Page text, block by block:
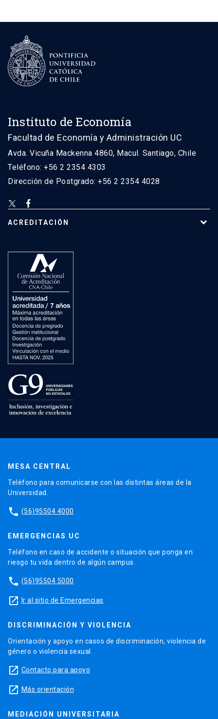
Instituto de Economía
Facultad de Economía y Administración UC
Avda. Vicuña Mackenna 4860, Macul. Santiago, Chile
Teléfono: +56 2 2354 4303
Dirección de Postgrado: +56 2 2354 4028
ACREDITACIÓN
MESA CENTRAL
Teléfono para comunicarse con las distintas áreas de la
Universidad.
phone (56)95504 4000
EMERGENCIAS UC
Teléfono en caso de accidente o situación que ponga en
riesgo tu vida dentro de algún campus.
phone (56)95504 5000
launch Ir al sitio de Emergencias
DISCRIMINACIÓN Y VIOLENCIA
Orientación y apoyo en casos de discriminación, violencia de
género o violencia sexual.
launch Contacto para apoyo
launch Más orientación
MEDIACIÓN UNIVERSITARIA